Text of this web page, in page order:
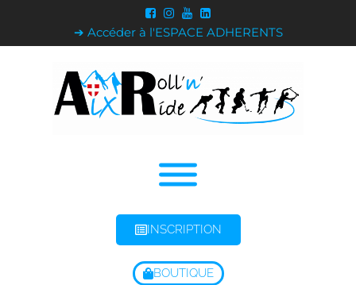
➔ Accéder à l'ESPACE ADHERENTS
INSCRIPTION
BOUTIQUE